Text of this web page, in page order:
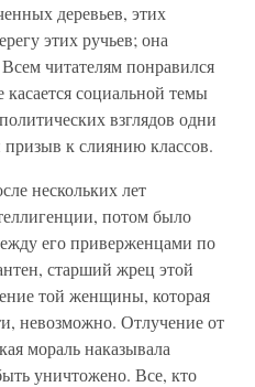
деревьев, этих
этих ручьев; она
читателям понравился
социальной темы
взглядов одни
к слиянию классов.
нескольких лет
потом было
его приверженцами по
старший жрец этой
той женщины, которая
невозможно. Отлучение от
мораль наказывала
уничтожено. Все, кто